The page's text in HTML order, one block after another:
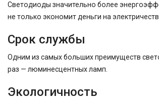
Светодиоды значительно более
не только экономит деньги на
Срок службы
Одним из самых больших преимуществ
раз — люминесцентных ламп.
Экологичность